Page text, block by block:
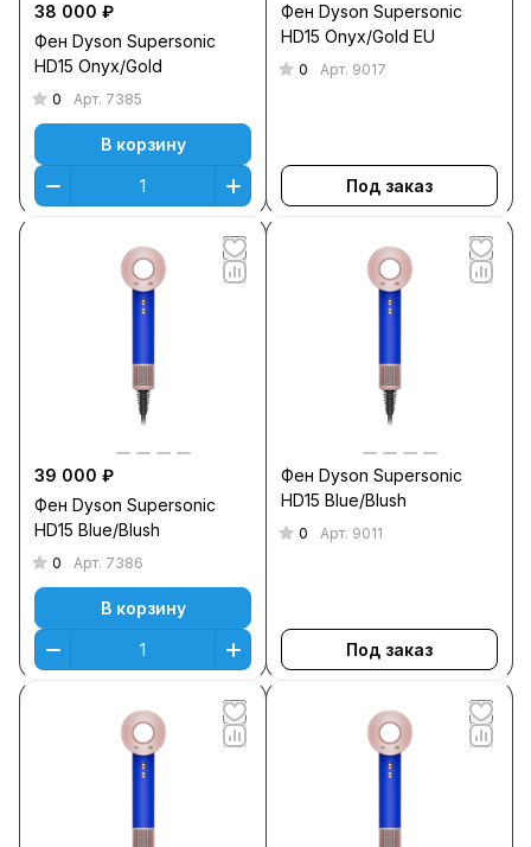
38 000 ₽
Фен Dyson Supersonic
HD15 Onyx/Gold
0 Арт. 7385
В корзину
Фен Dyson Supersonic
HD15 Onyx/Gold EU
0 Арт. 9017
Под заказ
39 000 ₽
Фен Dyson Supersonic
HD15 Blue/Blush
0 Арт. 7386
В корзину
Фен Dyson Supersonic
HD15 Blue/Blush
0 Арт. 9011
Под заказ